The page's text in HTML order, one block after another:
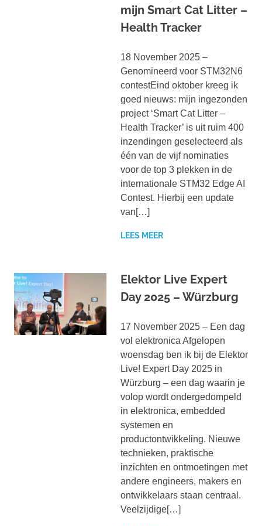
mijn Smart Cat Litter –
Health Tracker
18 November 2025 –
Genomineerd voor STM32N6
contestEind oktober kreeg ik
goed nieuws: mijn ingezonden
project ‘Smart Cat Litter –
Health Tracker’ is uit ruim 400
inzendingen geselecteerd als
één van de vijf nominaties
voor de top 3 plekken in de
internationale STM32 Edge AI
Contest. Hierbij een update
van[…]
LEES MEER
Elektor Live Expert
Day 2025 – Würzburg
17 November 2025 – Een dag
vol elektronica Afgelopen
woensdag ben ik bij de Elektor
Live! Expert Day 2025 in
Würzburg – een dag waarin je
volop wordt ondergedompeld
in elektronica, embedded
systemen en
productontwikkeling. Nieuwe
technieken, praktische
inzichten en ontmoetingen met
andere engineers, makers en
ontwikkelaars staan centraal.
Veelzijdige[…]